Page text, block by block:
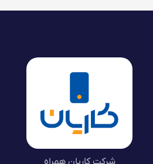
شرکت کاریان همراه